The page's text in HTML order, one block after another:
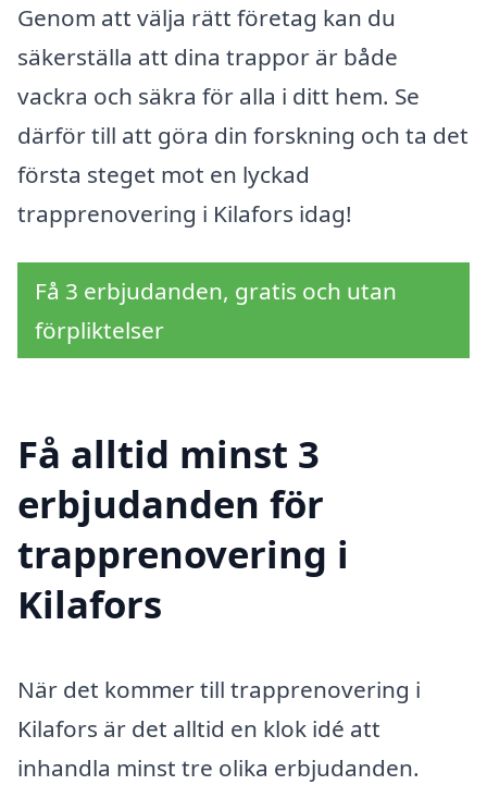
Genom att välja rätt företag kan du
säkerställa att dina trappor är både
vackra och säkra för alla i ditt hem. Se
därför till att göra din forskning och ta det
första steget mot en lyckad
trapprenovering i Kilafors idag!
Få 3 erbjudanden, gratis och utan
förpliktelser
Få alltid minst 3
erbjudanden för
trapprenovering i
Kilafors
När det kommer till trapprenovering i
Kilafors är det alltid en klok idé att
inhandla minst tre olika erbjudanden.